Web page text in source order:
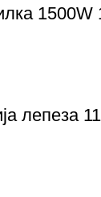
1500W
лепеза